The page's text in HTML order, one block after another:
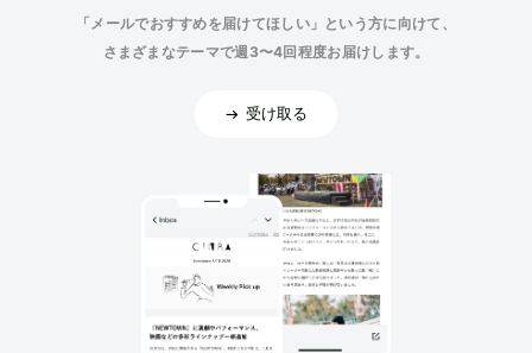
「メールでおすすめを届けてほしい」という方に向けて、
さまざまなテーマで週3〜4回程度お届けします。
受け取る